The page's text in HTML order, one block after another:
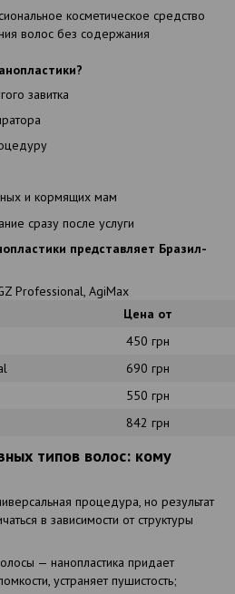
косметическое средство
волос без содержания
завитка
и кормящих мам
сразу после услуги
представляет Бразил-
Professional, AgiMax
Цена от
450 грн
690 грн
550 грн
842 грн
типов волос: кому
процедура, но результат
в зависимости от структуры
— нанопластика придает
устраняет пушистость;